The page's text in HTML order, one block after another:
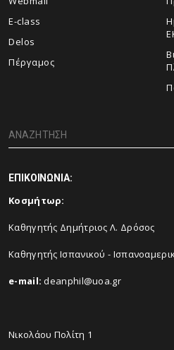
E-class
Delos
Πέργαμος
ΕΠΙΚΟΙΝΩΝΙΑ:
Κοσμήτωρ:
Καθηγητής Δημήτριος Λ. Δρόσος
Καθηγητής Ισπανικού -
e-mail: deanphil@uoa.gr
Νικολάου Πολίτη 1